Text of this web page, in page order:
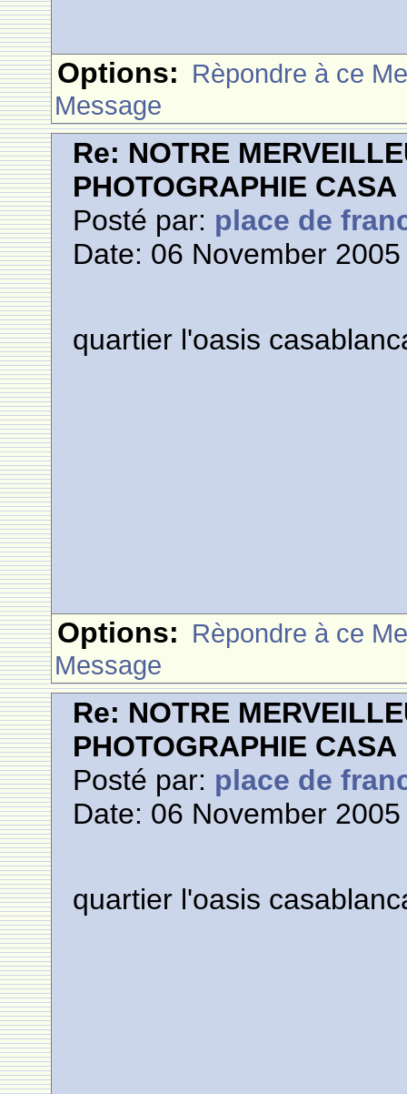
Options: Rèpondre à ce
Message
Re: NOTRE
PHOTOGRAPHIE CASA
Posté par: place de
Date: 06 November
quartier l'oasis
Options: Rèpondre à ce
Message
Re: NOTRE
PHOTOGRAPHIE CASA
Posté par: place de
Date: 06 November
quartier l'oasis